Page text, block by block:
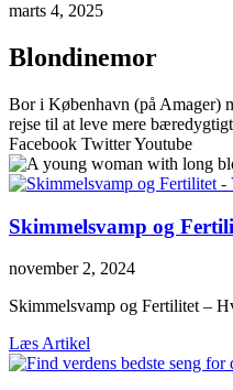
marts 4, 2025
Blondinemor
Bor i København (på Amager)
rejse til at leve mere
Facebook TwitterYoutube
Skimmelsvamp og
november 2, 2024
Skimmelsvamp og Fertilitet –
Læs Artikel